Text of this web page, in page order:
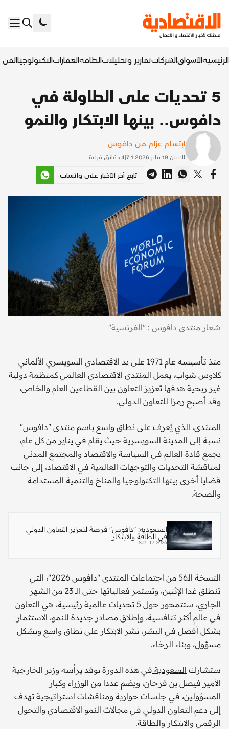
الرئيسيةالأسواقالشركاتتقارير وتحليلاتالطاقةالعقاراتالتكنولوجياالفن
5 تحديات على الطاولة في
دافوس.. بينها الابتكار والنمو
ابتسام عزام من دافوس
الاثنين 19 يناير 2026 7:1 |
4 دقائق قراءة
تابع آخر الأخبار على واتساب
شعار منتدى دافوس : "الفرنسية"
منذ تأسيسه عام 1971 على يد الاقتصادي السويسري الألماني
كلاوس شواب، يعمل المنتدى الاقتصادي العالمي كمنظمة دولية
غير ربحية هدفها تعزيز التعاون بين القطاعين العام والخاص،
وقد أصبح رمزا للتعاون الدولي.
المنتدى، الذي يُعرف على نطاق واسع باسم منتدى "دافوس"
نسبة إلى المدينة السويسرية حيث يقام في يناير من كل عام،
يجمع قادة العالم في السياسة والاقتصاد والمجتمع المدني
لمناقشة التحديات والتوجهات العالمية في الاقتصاد، إلى جانب
قضايا أخرى بينها التكنولوجيا والمناخ والتنمية المستدامة
والصحة.
السعودية: "دافوس" فرصة لتعزيز التعاون الدولي
في الطاقة والابتكار
Sat, 17 2026
النسخة الـ56 من اجتماعات المنتدى "دافوس 2026"، التي
تنطلق غدا الإثنين، وتستمر فعالياتها حتى الـ 23 من الشهر
الجاري، ستتمحور حول 5
تحديات عالمية رئيسية، هي التعاون
في عالم أكثر تنافسية، وإطلاق مصادر جديدة للنمو، الاستثمار
بشكل أفضل في البشر، نشر الابتكار على نطاق واسع وبشكل
مسؤول، وبناء الرخاء.
ستشارك السعودية في هذه الدورة بوفد يرأسه وزير الخارجية
الأمير فيصل بن فرحان، ويضم عددا من الوزراء وكبار
المسؤولين، في جلسات حوارية ومناقشات استراتيجية تهدف
إلى دعم التعاون الدولي في مجالات النمو الاقتصادي والتحول
الرقمي والابتكار والطاقة.